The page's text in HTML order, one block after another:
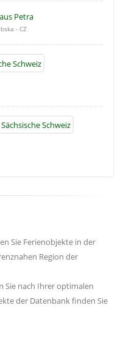
Petra
- CZ
Sie Ferienobjekte in der
Region der
Sie nach Ihrer optimalen
der Datenbank finden Sie